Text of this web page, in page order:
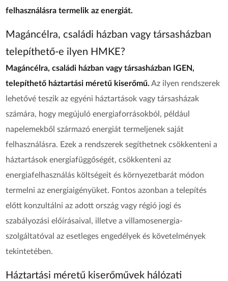
felhasználásra termelik az energiát.
Magáncélra, családi házban vagy társasházban
telepíthető-e ilyen HMKE?
Magáncélra, családi házban vagy társasházban IGEN,
telepíthető háztartási méretű kiserőmű. Az ilyen rendszerek
lehetővé teszik az egyéni háztartások vagy társasházak
számára, hogy megújuló energiaforrásokból, például
napelemekből származó energiát termeljenek saját
felhasználásra. Ezek a rendszerek segíthetnek csökkenteni a
háztartások energiafüggőségét, csökkenteni az
energiafelhasználás költségeit és környezetbarát módon
termelni az energiaigényüket. Fontos azonban a telepítés
előtt konzultálni az adott ország vagy régió jogi és
szabályozási előírásaival, illetve a villamosenergia-
szolgáltatóval az esetleges engedélyek és követelmények
tekintetében.
Háztartási méretű kiserőművek hálózati